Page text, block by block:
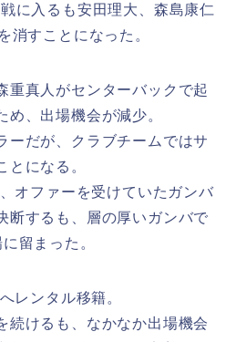
に入るも安田理大、森島康仁
消すことになった。
重真人がセンターバックで起
め、出場機会が減少。
ーだが、クラブチームではサ
とになる。
オファーを受けていたガンバ
断するも、層の厚いガンバで
留まった。
レンタル移籍。
続けるも、なかなか出場機会